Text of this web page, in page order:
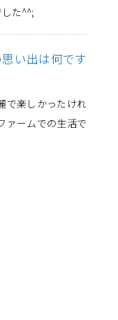
た^^;
い出は何です
で楽しかったけれ
ァームでの生活で